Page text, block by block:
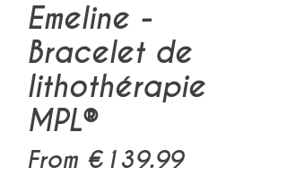
Emeline -
Bracelet de
lithothérapie
MPL®
From €139.99Sale